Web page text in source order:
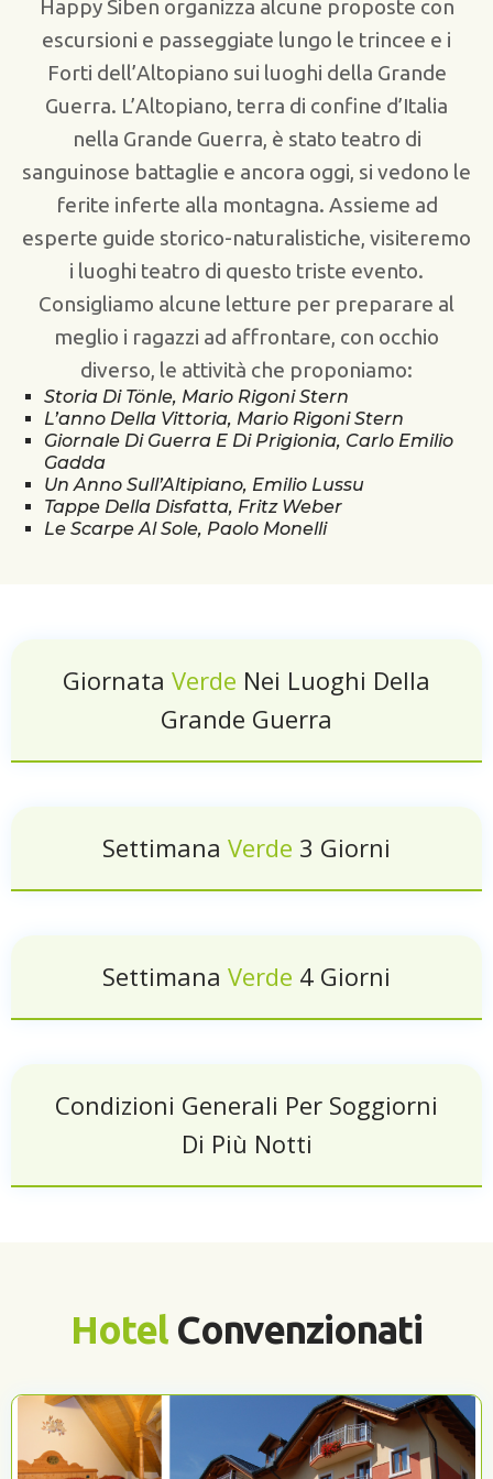
Happy Siben organizza alcune proposte con
escursioni e passeggiate lungo le trincee e i
Forti dell’Altopiano sui luoghi della Grande
Guerra. L’Altopiano, terra di confine d’Italia
nella Grande Guerra, è stato teatro di
sanguinose battaglie e ancora oggi, si vedono le
ferite inferte alla montagna. Assieme ad
esperte guide storico-naturalistiche, visiteremo
i luoghi teatro di questo triste evento.
Consigliamo alcune letture per preparare al
meglio i ragazzi ad affrontare, con occhio
diverso, le attività che proponiamo:
Storia Di Tönle, Mario Rigoni Stern
L’anno Della Vittoria, Mario Rigoni Stern
Giornale Di Guerra E Di Prigionia, Carlo Emilio
Gadda
Un Anno Sull’Altipiano, Emilio Lussu
Tappe Della Disfatta, Fritz Weber
Le Scarpe Al Sole, Paolo Monelli
Giornata Verde Nei Luoghi Della
Grande Guerra
Settimana Verde 3 Giorni
Settimana Verde 4 Giorni
Condizioni Generali Per Soggiorni
Di Più Notti
Hotel Convenzionati